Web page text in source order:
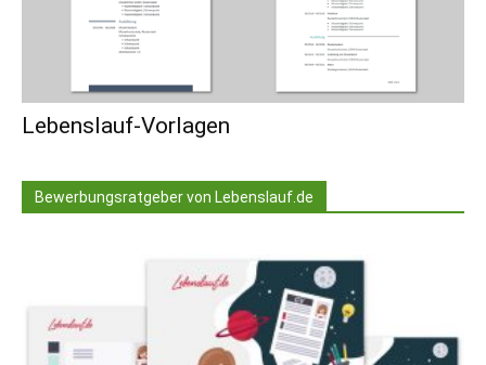
Lebenslauf-Vorlagen
Bewerbungsratgeber von Lebenslauf.de